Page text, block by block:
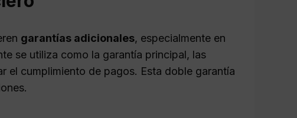
garantías adicionales, especialmente en
se utiliza como la garantía principal, las
el cumplimiento de pagos. Esta doble garantía